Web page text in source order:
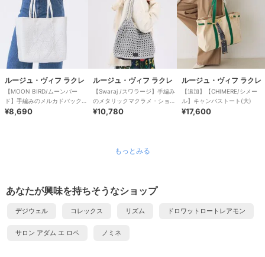
ルージュ・ヴィフ ラクレ
【MOON BIRD/ムーンバー
ド】手編みのメルカドバック
Ｌ/軽量/大容量/旅行
¥8,690
ルージュ・ヴィフ ラクレ
【Swaraj /スワラージ】手編み
のメタリックマクラメ・ショル
ダーバッグ/キラ
¥10,780
ルージュ・ヴィフ ラクレ
【追加】【CHIMERE/シメー
ル】キャンバストート(大)
¥17,600
もっとみる
あなたが興味を持ちそうなショップ
デジウェル コレックス リズム ドロワットロートレアモン
サロン アダム エ ロペ ノミネ